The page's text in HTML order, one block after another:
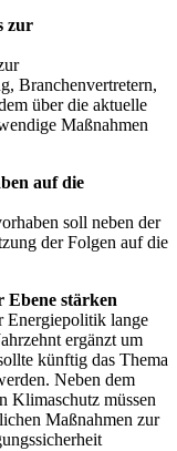
zur
Branchenvertretern,
über die aktuelle
Maßnahmen
auf die
soll neben der
der Folgen auf die
Ebene stärken
Energiepolitik lange
ergänzt um
künftig das Thema
Neben dem
Klimaschutz müssen
Maßnahmen zur